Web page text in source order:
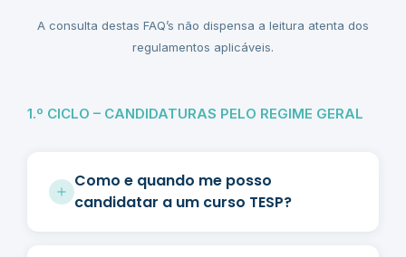
A consulta destas FAQ’s não dispensa a leitura atenta dos
regulamentos aplicáveis.
1.º CICLO – CANDIDATURAS PELO REGIME GERAL
Como e quando me posso
candidatar a um curso TESP?